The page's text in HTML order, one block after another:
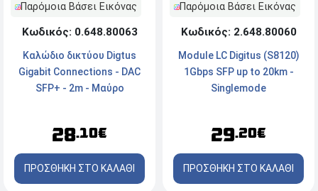
Παρόμοια Βάσει Εικόνας
Κωδικός: 0.648.80063
Καλώδιο δικτύου Digtus
Gigabit Connections - DAC
SFP+ - 2m - Μαύρο
28.10€
ΠΡΟΣΘΗΚΗ ΣΤΟ ΚΑΛΑΘΙ
Παρόμοια Βάσει Εικόνας
Κωδικός: 2.648.80060
Module LC Digitus (S8120)
1Gbps SFP up to 20km -
Singlemode
29.20€
ΠΡΟΣΘΗΚΗ ΣΤΟ ΚΑΛΑΘΙ